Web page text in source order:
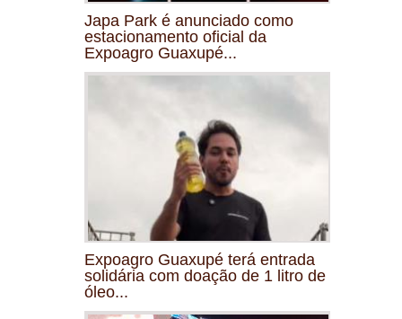
Japa Park é anunciado como
estacionamento oficial da
Expoagro Guaxupé...
Expoagro Guaxupé terá entrada
solidária com doação de 1 litro de
óleo...